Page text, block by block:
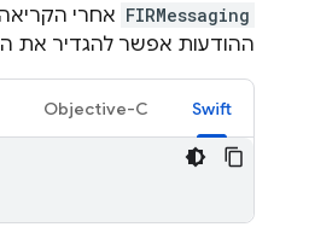
FIRMessaging אחרי
ההודעות אפשר להגדיר את
Swift
Objective-C